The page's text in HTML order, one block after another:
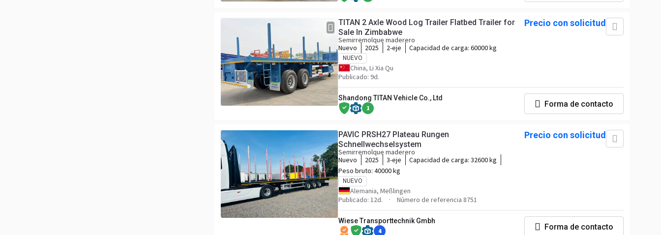
TITAN 2 Axle Wood Log Trailer Flatbed Trailer for
Sale In Zimbabwe
Semirremolque maderero
Nuevo
2025 2-eje Capacidad de carga: 60000 kg
NUEVO
China, Li Xia Qu
Publicado: 9d.
Precio con solicitud
Shandong TITAN Vehicle Co., Ltd
1 Forma de contacto
PAVIC PRSH27 Plateau Rungen
Schnellwechselsystem
Semirremolque maderero
Nuevo
2025 3-eje Capacidad de carga: 32600 kg
Peso bruto: 40000 kg
NUEVO
Alemania, Meßlingen
Publicado: 12d.
Número de referencia 8751
Precio con solicitud
Wiese Transporttechnik Gmbh
4 Forma de contacto